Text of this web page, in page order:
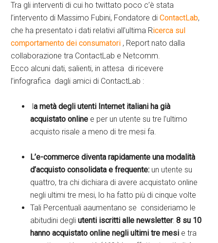
Tra gli interventi di cui ho twittato poco c’è stata
l’intervento di Massimo Fubini, Fondatore diContactLab,
che ha presentato i dati relativi all’ultima Ricerca sul
comportamento dei consumatori , Report nato dalla
collaborazione tra ContactLab e Netcomm.
Ecco alcuni dati, salienti, in attesa di ricevere
l’infografica dagli amici di ContactLab :
la metà degli utenti Internet italiani ha già
acquistato online e per un utente su tre l’ultimo
acquisto risale a meno di tre mesi fa.
L’e-commerce diventa rapidamente una modalità
d’acquisto consolidata e frequente: un utente su
quattro, tra chi dichiara di avere acquistato online
negli ultimi tre mesi, lo ha fatto più di cinque volte
Tali Percentuali aaumentano se consideriamo le
abitudini degliutenti iscritti alle newsletter:8 su 10
hanno acquistato online negli ultimi tre mesi e tra